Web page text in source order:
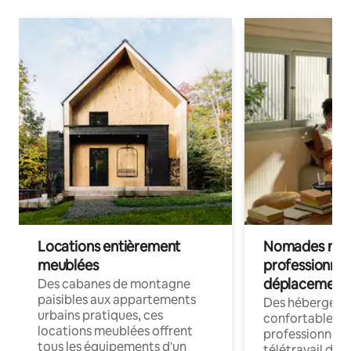
Locations entièrement
meublées
Des cabanes de montagne
paisibles aux appartements
urbains pratiques, ces
locations meublées offrent
tous les équipements d'un
Nomades
déplacement
Des
confortables
professionnels